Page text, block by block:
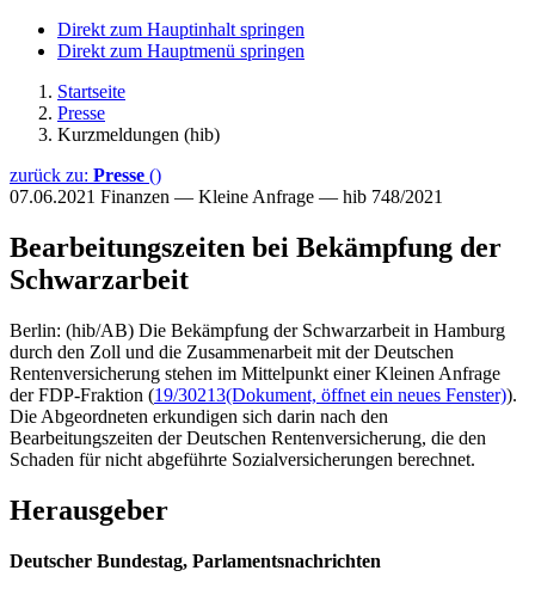
Direkt zum Hauptinhalt springen
Direkt zum Hauptmenü springen
Startseite
Presse
Kurzmeldungen (hib)
zurück zu: Presse ()
07.06.2021 Finanzen — Kleine Anfrage — hib 748/2021
Bearbeitungszeiten bei Bekämpfung der
Schwarzarbeit
Berlin: (hib/AB) Die Bekämpfung der Schwarzarbeit in Hamburg
durch den Zoll und die Zusammenarbeit mit der Deutschen
Rentenversicherung stehen im Mittelpunkt einer Kleinen Anfrage
der FDP-Fraktion (19/30213(Dokument, öffnet ein neues Fenster)).
Die Abgeordneten erkundigen sich darin nach den
Bearbeitungszeiten der Deutschen Rentenversicherung, die den
Schaden für nicht abgeführte Sozialversicherungen berechnet.
Herausgeber
Deutscher Bundestag, Parlamentsnachrichten